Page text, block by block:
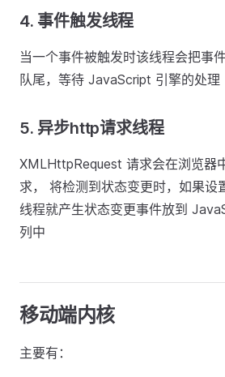
4. 事件触发线程
当一个事件被触发时该线程会把事
队尾，等待 JavaScript 引擎的处理
5. 异步http请求线程
XMLHttpRequest 请求会在浏览器
求， 将检测到状态变更时，如果设
线程就产生状态变更事件放到
列中
移动端内核
主要有：